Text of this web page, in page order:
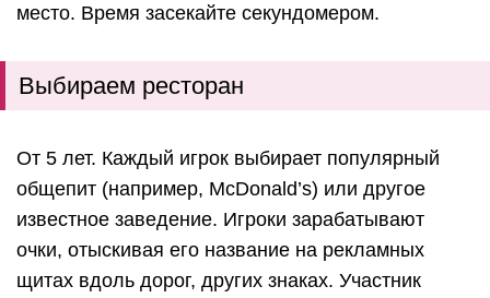
место. Время засекайте секундомером.
Выбираем ресторан
От 5 лет. Каждый игрок выбирает популярный
общепит (например, McDonald’s) или другое
известное заведение. Игроки зарабатывают
очки, отыскивая его название на рекламных
щитах вдоль дорог, других знаках. Участник